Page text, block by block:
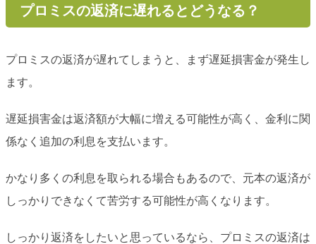
プロミスの返済に遅れるとどうなる？
プロミスの返済が遅れてしまうと、まず遅延損害金が発生し
ます。
遅延損害金は返済額が大幅に増える可能性が高く、金利に関
係なく追加の利息を支払います。
かなり多くの利息を取られる場合もあるので、元本の返済が
しっかりできなくて苦労する可能性が高くなります。
しっかり返済をしたいと思っているなら、プロミスの返済は